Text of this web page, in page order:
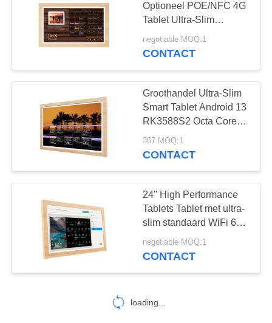
Dual-screen borden
1
Digitale agenda's
Slimme thuistablet
6
Optioneel POE/NFC 4G
Tablet Ultra-Slim
Standard WiFi6 Timing
Tablet Voor Advertentie
negotiable MOQ:1
CONTACT
Groothandel Ultra-Slim
Smart Tablet Android 13
RK3588S2 Octa Core
Timing Tablet 4 GB RAM
Voor To Do List Display
367 MOQ:1
CONTACT
24'' High Performance
Tablets Tablet met ultra-
slim standaard WiFi 6
met Mu-MIMO voor
kalender schema
negotiable MOQ:1
CONTACT
loading...